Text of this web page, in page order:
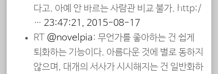
다고. 아예 안 바르는 사람관 비교 불가. http:/
… 23:47:21, 2015-08-17
RT @novelpia: 무언가를 좋아하는 건 쉽게
퇴화하는 기능이다. 아름다운 것에 별로 동하지
않으며, 대개의 서사가 시시해지는 건 일반화하